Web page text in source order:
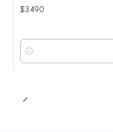
$3.490
Cantidad